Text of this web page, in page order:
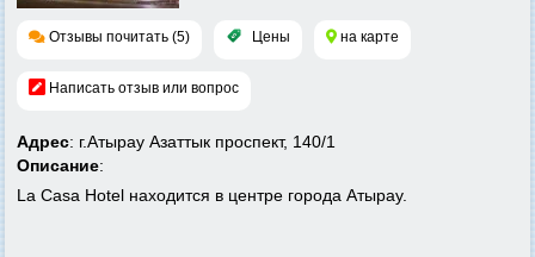
Отзывы почитать (5) Цены на карте
Написать отзыв или вопрос
Адрес: г.Атырау Азаттык проспект, 140/1
Описание:
La Casa Hotel находится в центре города Атырау.